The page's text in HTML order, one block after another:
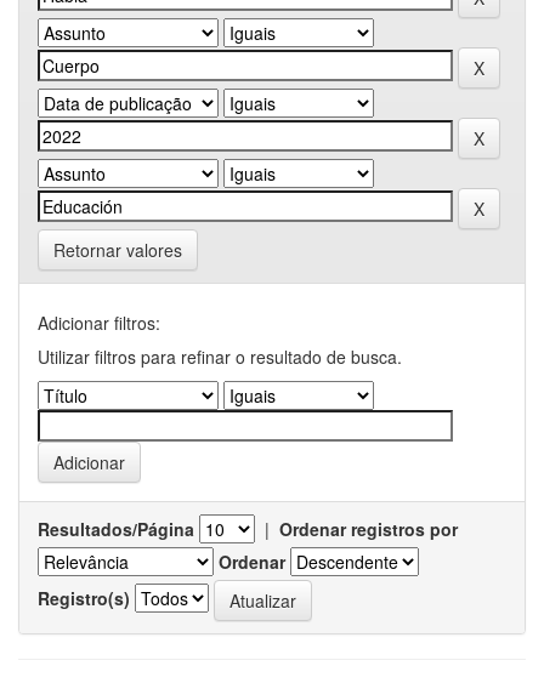
Retornar valores
Adicionar filtros:
Utilizar filtros para refinar o resultado de busca.
Resultados/Página | Ordenar registros por
Ordenar
Registro(s)